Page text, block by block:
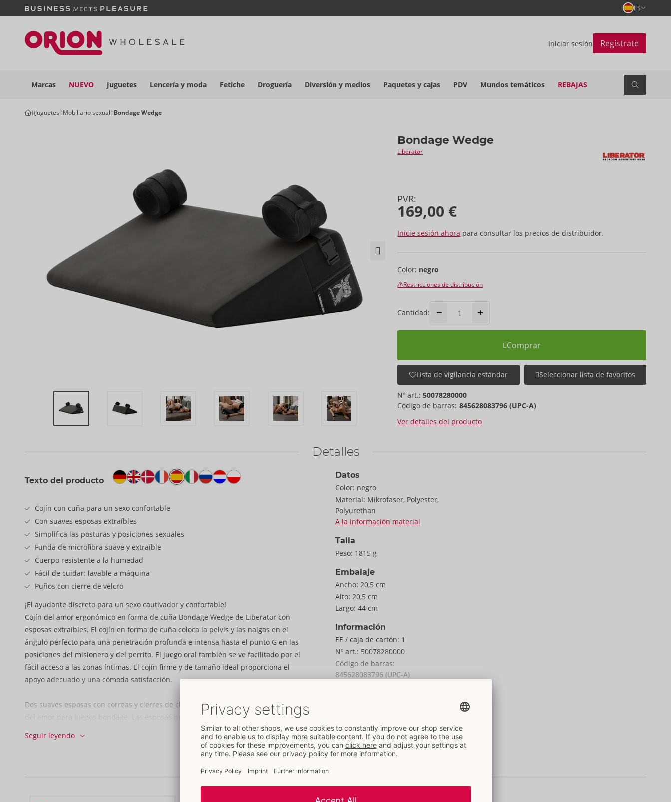
ES
Iniciar sesión Regístrate
Marcas NUEVO Juguetes Lencería y moda Fetiche Droguería Diversión y medios Paquetes y cajas PDV Mundos temáticos REBAJAS
Juguetes Mobiliario sexual Bondage Wedge
Bondage Wedge
Liberator
PVR:
169,00 €
Inicie sesión ahora para consultar los precios de distribuidor.
Color: negro
Restricciones de distribución
Cantidad:
Comprar
Lista de vigilancia estándar Seleccionar lista de favoritos
Nº art.:50078280000
Código de barras: 845628083796 (UPC-A)
Ver detalles del producto
Detalles
Texto del producto
Cojín con cuña para un sexo confortable
Con suaves esposas extraíbles
Simplifica las posturas y posiciones sexuales
Funda de microfibra suave y extraíble
Cuerpo resistente a la humedad
Fácil de cuidar: lavable a máquina
Puños con cierre de velcro
¡El ayudante discreto para un sexo cautivador y confortable!
Cojín del amor ergonómico en forma de cuña Bondage Wedge de Liberator con
esposas extraíbles. El cojín en forma de cuña coloca la pelvis y las nalgas en el
ángulo perfecto para una penetración profunda e intensa hasta el punto G en las
posiciones del misionero y del perrito. El juego oral también se ve facilitado por el
fácil acceso a las zonas íntimas. El cojín firme y de tamaño ideal proporciona el
apoyo adecuado y una cómoda satisfacción.
Dos suaves esposas con correas y cierres de clic pueden fijarse fácilmente al cojín
del amor para juegos bondage. Las esposas pueden colocarse y ajustarse
La suave funda de microfibra puede retirarse del cojín de espuma resistente a la
Seguir leyendo
Datos
Color: negro
Material: Mikrofaser, Polyester,
Polyurethan
A la información material
Talla
Peso: 1815 g
Embalaje
Ancho: 20,5 cm
Alto: 20,5 cm
Largo: 44 cm
Información
EE / caja de cartón: 1
Nº art.: 50078280000
Código de barras:
845628083796 (UPC-A)
siguiente envío:38/2026
Recomendaciones del artículo